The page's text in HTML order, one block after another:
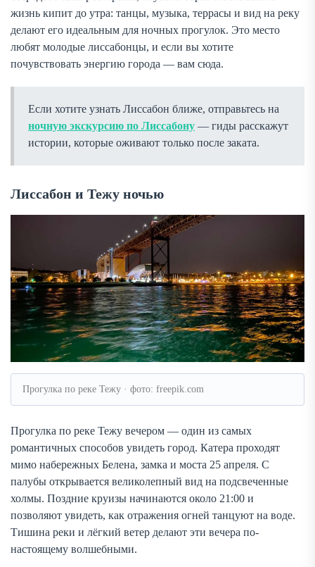
жизнь кипит до утра: танцы, музыка, террасы и вид на реку
делают его идеальным для ночных прогулок. Это место
любят молодые лиссабонцы, и если вы хотите
почувствовать энергию города — вам сюда.
Если хотите узнать Лиссабон ближе, отправьтесь на
ночную экскурсию по Лиссабону — гиды расскажут
истории, которые оживают только после заката.
Лиссабон и Тежу ночью
Прогулка по реке Тежу · фото: freepik.com
Прогулка по реке Тежу вечером — один из самых
романтичных способов увидеть город. Катера проходят
мимо набережных Белена, замка и моста 25 апреля. С
палубы открывается великолепный вид на подсвеченные
холмы. Поздние круизы начинаются около 21:00 и
позволяют увидеть, как отражения огней танцуют на воде.
Тишина реки и лёгкий ветер делают эти вечера по-
настоящему волшебными.